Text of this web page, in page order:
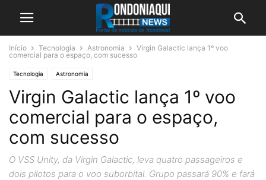
Início Tecnologia Astronomia
Virgin Galactic lança 1º voo
comercial para o espaço, com sucesso
Tecnologia Astronomia
Virgin Galactic lança 1º voo
comercial para o espaço,
com sucesso
O VSS Unity, da Virgin Galactic, leva quatro passageiros e
dois pilotos para o voo suborbital. Grupo passará 90% e fará